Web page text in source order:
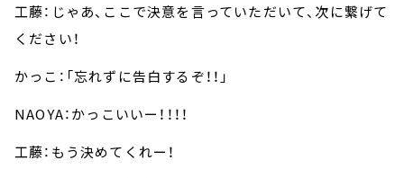
工藤：じゃあ、ここで決意を言っていただいて、次に繋げて
ください！
かっこ：「忘れずに告白するぞ！！」
NAOYA：かっこいいー！！！！
工藤：もう決めてくれー！